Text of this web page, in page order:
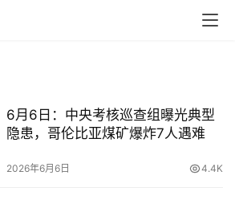
6月6日：中央考核巡查组曝光典型
隐患，哥伦比亚煤矿爆炸7人遇难
2026年6月6日 4.4K